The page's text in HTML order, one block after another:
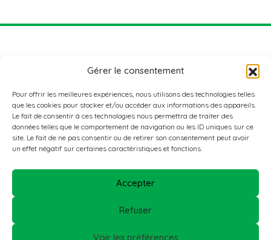
Gérer le consentement
Pour offrir les meilleures expériences, nous utilisons des technologies telles
que les cookies pour stocker et/ou accéder aux informations des appareils.
Le fait de consentir à ces technologies nous permettra de traiter des
données telles que le comportement de navigation ou les ID uniques sur ce
site. Le fait de ne pas consentir ou de retirer son consentement peut avoir
un effet négatif sur certaines caractéristiques et fonctions.
Accepter
Refuser
Voir les préférences
ADRESSE
Nordstad Aktiv+
3, rue de l’école agricole
KONTAKTIEREN SIE UNS
clubnordstad@inter-actions.lu